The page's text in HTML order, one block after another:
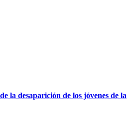
la desaparición de los jóvenes de la